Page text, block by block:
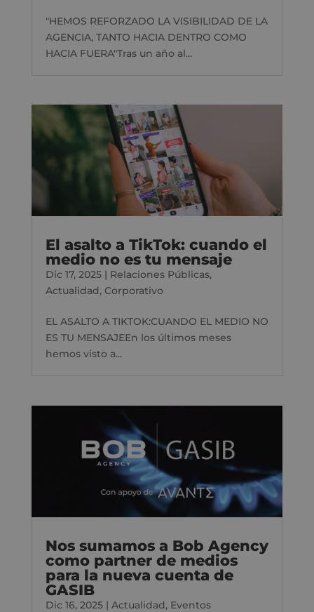
"HEMOS REFORZADO LA VISIBILIDAD DE LA
AGENCIA, TANTO HACIA DENTRO COMO
HACIA FUERA"Tras un año al...
El asalto a TikTok: cuando el
medio no es tu mensaje
Dic 17, 2025| Relaciones Públicas,
Actualidad, Corporativo
EL ASALTO A TIKTOK:CUANDO EL MEDIO NO
ES TU MENSAJEEn los últimos meses
hemos visto a...
Nos sumamos a Bob Agency
como partner de medios
para la nueva cuenta de
GASIB
Dic 16, 2025| Actualidad, Eventos